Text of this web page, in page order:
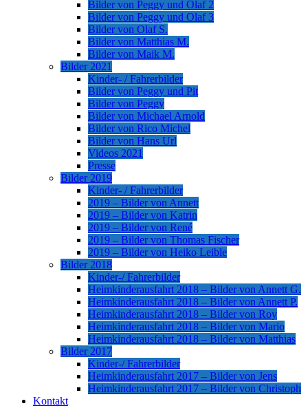
Bilder von Peggy und Olaf 2
Bilder von Peggy und Olaf 3
Bilder von Olaf S.
Bilder von Matthias M.
Bilder von Maik M.
Bilder 2021
Kinder- / Fahrerbilder
Bilder von Peggy und Pit
Bilder von Peggy
Bilder von Michael Arnold
Bilder von Rico Michel
Bilder von Hans Url
Videos 2021
Presse
Bilder 2019
Kinder- / Fahrerbilder
2019 – Bilder von Annett
2019 – Bilder von Katrin
2019 – Bilder von René
2019 – Bilder von Thomas Fischer
2019 – Bilder von Heiko Leible
Bilder 2018
Kinder-/ Fahrerbilder
Heimkinderausfahrt 2018 – Bilder von Annett G.
Heimkinderausfahrt 2018 – Bilder von Annett P.
Heimkinderausfahrt 2018 – Bilder von Roy
Heimkinderausfahrt 2018 – Bilder von Mario
Heimkinderausfahrt 2018 – Bilder von Matthias
Bilder 2017
Kinder-/ Fahrerbilder
Heimkinderausfahrt 2017 – Bilder von Jens
Heimkinderausfahrt 2017 – Bilder von Christoph
Kontakt